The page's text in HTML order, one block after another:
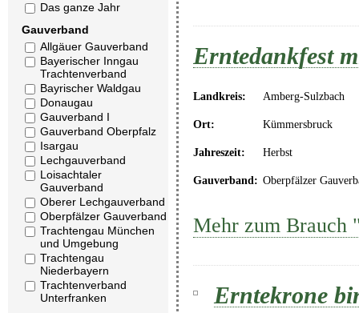
Das ganze Jahr
Gauverband
Allgäuer Gauverband
Bayerischer Inngau
Trachtenverband
Bayrischer Waldgau
Donaugau
Gauverband I
Gauverband Oberpfalz
Isargau
Lechgauverband
Loisachtaler
Gauverband
Oberer Lechgauverband
Oberpfälzer Gauverband
Trachtengau München
und Umgebung
Trachtengau
Niederbayern
Trachtenverband
Unterfranken
Erntedankfest
Landkreis: Amberg-Sulzbach
Ort: Kümmersbruck
Jahreszeit: Herbst
Gauverband: Oberpfälzer
Mehr zum Brauch
Erntekrone